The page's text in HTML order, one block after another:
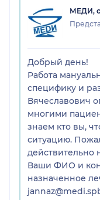
МЕДИ,
Добрый день!
Работа
специфику и
Вячеславович
многими
знаем кто вы,
ситуацию.
действительно
Ваши ФИО и
назначенное